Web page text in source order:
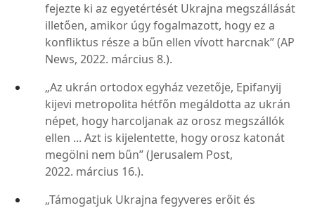
fejezte ki az egyetértését Ukrajna megszállását
illetően, amikor úgy fogalmazott, hogy ez a
konfliktus része a bűn ellen vívott harcnak” (AP
News, 2022. március 8.).
„Az ukrán ortodox egyház vezetője, Epifanyij
kijevi metropolita hétfőn megáldotta az ukrán
népet, hogy harcoljanak az orosz megszállók
ellen ... Azt is kijelentette, hogy orosz katonát
megölni nem bűn” (Jerusalem Post,
2022. március 16.).
„Támogatjuk Ukrajna fegyveres erőit és